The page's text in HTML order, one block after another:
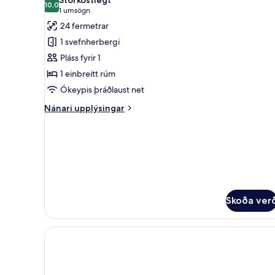
borgarsýn
myndir
fyrir
herbergi
-
svalir
-
útsýni
yfir
10,010,0 af 10
1 umsögn
(1
umsögn)
24 fermetrar
1 svefnherbergi
Pláss fyrir 1
1 einbreitt rúm
Ókeypis þráðlaust net
Nánari upplýsingar
Nánari
Skoða